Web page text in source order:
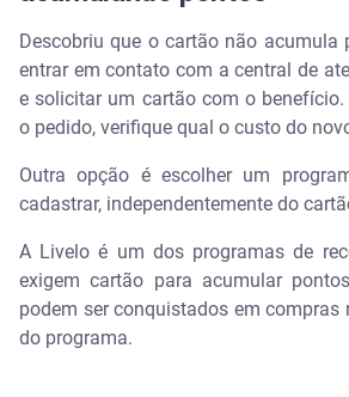
Descobriu que o cartão não acumula
entrar em contato com a central de
e solicitar um cartão com o
o pedido, verifique qual o custo do
Outra opção é escolher um
cadastrar, independentemente do
A Livelo é um dos programas de
exigem cartão para acumular
podem ser conquistados em
do programa.